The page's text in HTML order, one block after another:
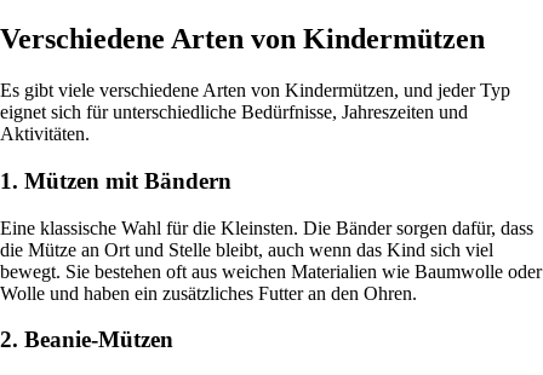
Verschiedene Arten von Kindermützen
Es gibt viele verschiedene Arten von Kindermützen, und jeder Typ
eignet sich für unterschiedliche Bedürfnisse, Jahreszeiten und
Aktivitäten.
1. Mützen mit Bändern
Eine klassische Wahl für die Kleinsten. Die Bänder sorgen dafür, dass
die Mütze an Ort und Stelle bleibt, auch wenn das Kind sich viel
bewegt. Sie bestehen oft aus weichen Materialien wie Baumwolle oder
Wolle und haben ein zusätzliches Futter an den Ohren.
2. Beanie-Mützen